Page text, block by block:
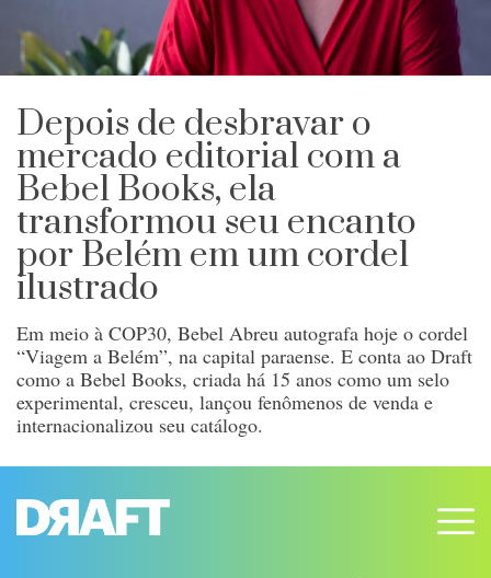
Depois de desbravar o
mercado editorial com a
Bebel Books, ela
transformou seu encanto
por Belém em um cordel
ilustrado
Em meio à COP30, Bebel Abreu autografa hoje o cordel
“Viagem a Belém”, na capital paraense. E conta ao Draft
como a Bebel Books, criada há 15 anos como um selo
experimental, cresceu, lançou fenômenos de venda e
internacionalizou seu catálogo.